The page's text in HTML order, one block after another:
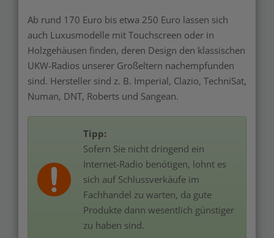
Ab rund 170 Euro bis etwa 250 Euro lassen sich
auch Luxusmodelle mit Touchscreen oder in
Holzgehäusen finden, deren Design den klassischen
UKW-Radios unserer Großeltern nachempfunden
sind. Hersteller sind z. B. Imperial, Clazio, TechniSat,
Numan, DNT, Roberts und Sangean.
Tipp:
Sofern Sie nicht dringend ein
Internet-Radio benötigen, lohnt es
sich auf Schlussverkäufe im
Fachhandel zu warten, da gute
Produkte dann wesentlich günstiger
zu haben sind.